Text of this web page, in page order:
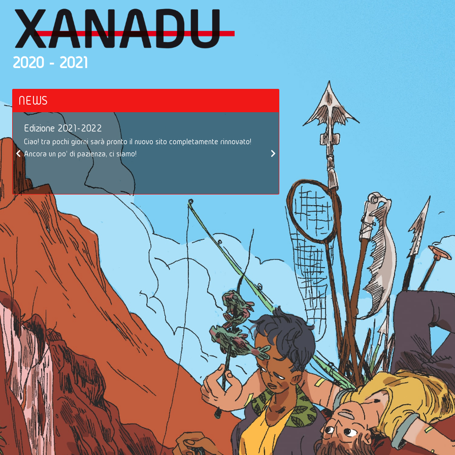
2020 - 2021
NEWS
Edizione 2021-2022
Ciao! tra pochi giorni sarà pronto il nuovo sito completamente rinnovato!
Ancora un po' di pazienza, ci siamo!
Classifiche e autori
Vuoi sapere quali storie sono state premiate l'anno scorso?
Vuoi leggere i messaggi che gli autori ci hanno inviato per
VAI